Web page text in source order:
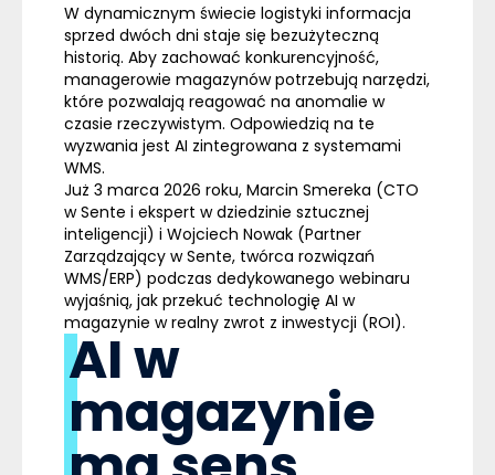
W dynamicznym świecie logistyki informacja
sprzed dwóch dni staje się bezużyteczną
historią. Aby zachować konkurencyjność,
managerowie magazynów potrzebują narzędzi,
które pozwalają reagować na anomalie w
czasie rzeczywistym. Odpowiedzią na te
wyzwania jest AI zintegrowana z systemami
WMS.
Już 3 marca 2026 roku, Marcin Smereka (CTO
w Sente i ekspert w dziedzinie sztucznej
inteligencji) i Wojciech Nowak (Partner
Zarządzający w Sente, twórca rozwiązań
WMS/ERP) podczas dedykowanego webinaru
wyjaśnią, jak przekuć technologię AI w
magazynie w realny zwrot z inwestycji (ROI).
AI w
magazynie